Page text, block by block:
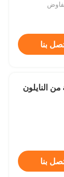
بنا
النايلون
بنا